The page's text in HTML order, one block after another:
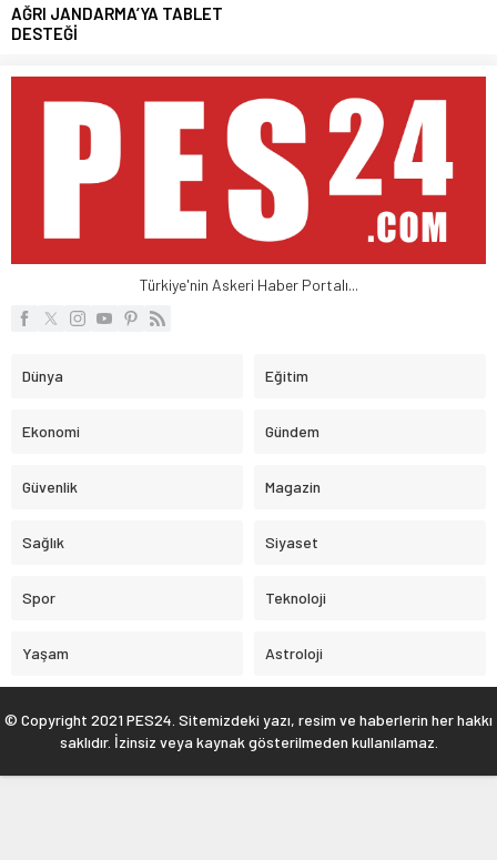
AĞRI JANDARMA’YA TABLET
DESTEĞİ
Türkiye'nin Askeri Haber Portalı...
Dünya Eğitim
Ekonomi Gündem
Güvenlik Magazin
Sağlık Siyaset
Spor Teknoloji
Yaşam Astroloji
© Copyright 2021 PES24. Sitemizdeki yazı, resim ve haberlerin her hakkı
saklıdır. İzinsiz veya kaynak gösterilmeden kullanılamaz.